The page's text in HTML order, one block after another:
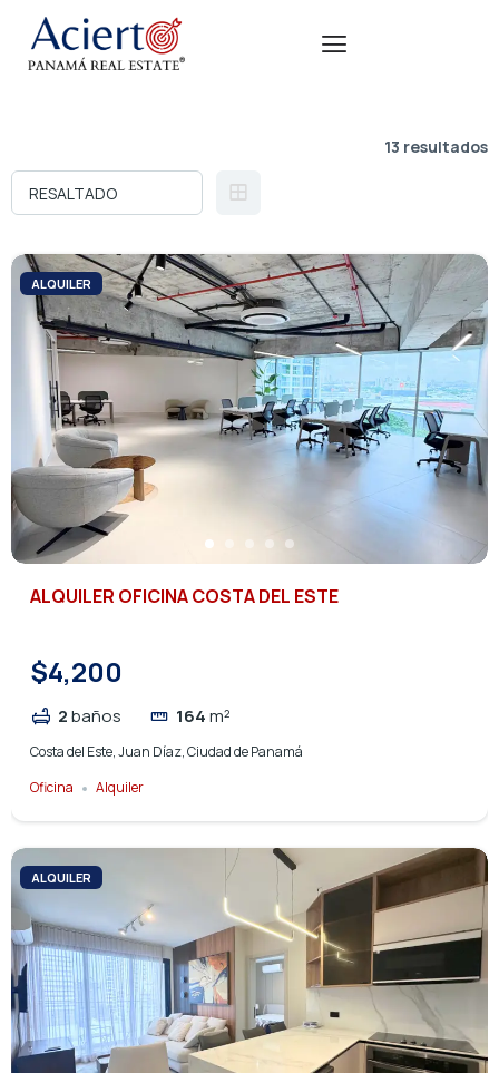
13 resultados
ALQUILER
ALQUILER OFICINA COSTA DEL ESTE
$4,200
2baños 164m²
Costa del Este, Juan Díaz, Ciudad de Panamá
Oficina
Alquiler
ALQUILER